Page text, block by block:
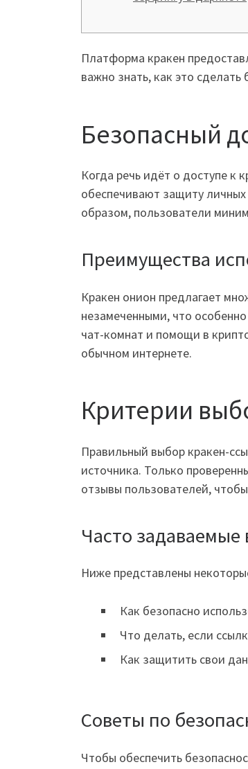
Платформа кракен
важно знать, как это
Безопасный
Когда речь идёт о доступе к
обеспечивают защиту
образом, пользователи
Преимущества
Кракен онион предлагает
незамеченными, что
чат-комнат и помощи в
обычном интернете.
Критерии
Правильный выбор кракен-
источника. Только
отзывы пользователей,
Часто
Ниже представлены
Как безопасно
Что делать, если
Как защитить свои
Советы по
Чтобы обеспечить